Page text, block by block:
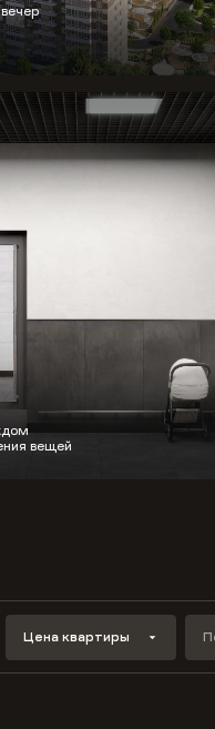
вещей
Цена квартиры